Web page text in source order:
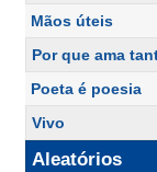
Mãos úteis
Por que ama
Poeta é poesia
Vivo
Aleatórios